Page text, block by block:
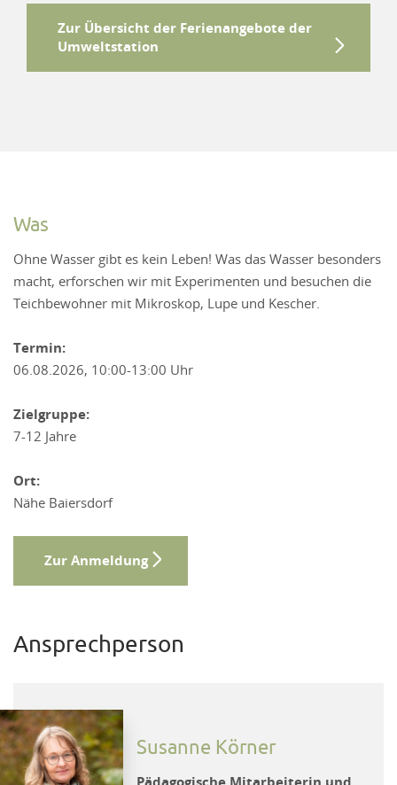
Zur Übersicht der Ferienangebote der
Umweltstation
Was
Ohne Wasser gibt es kein Leben! Was das Wasser besonders
macht, erforschen wir mit Experimenten und besuchen die
Teichbewohner mit Mikroskop, Lupe und Kescher.
Termin:
06.08.2026, 10:00-13:00 Uhr
Zielgruppe:
7-12 Jahre
Ort:
Nähe Baiersdorf
Zur Anmeldung
Ansprechperson
Susanne Körner